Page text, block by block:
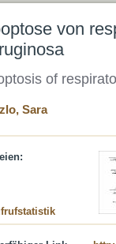
von
of
Sara